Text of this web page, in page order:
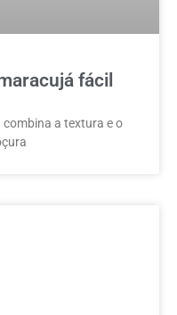
fácil
a textura e o